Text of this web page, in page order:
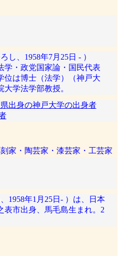
し、1958年7月25日 - ）
学・政党国家論・国民代表
位は博士（法学）（神戸大
学法学部教授。
出身の神戸大学の出身者
家・陶芸家・漆芸家・工芸家
1958年1月25日- ）は、日本
表市出身、馬毛島生まれ。2